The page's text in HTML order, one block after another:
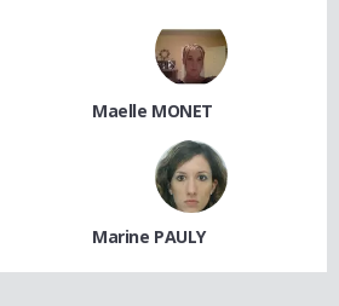
Maelle MONET
Marine PAULY